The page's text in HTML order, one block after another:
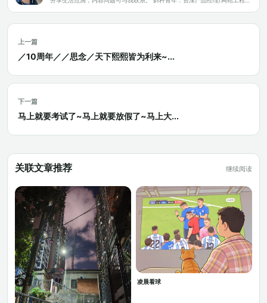
上一篇
／10周年／／思念／天下熙熙皆为利来~...
下一篇
马上就要考试了~马上就要放假了~马上大...
关联文章推荐 继续阅读
凌晨看球